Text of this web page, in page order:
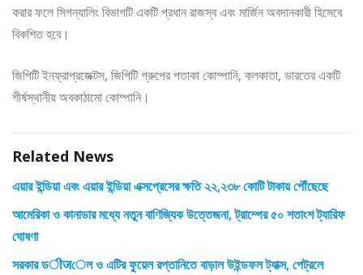
করার ফলে সিগন্যালিং বিভাগটি একটি প্রধান রাজস্ব এবং মার্জিন অবদানকারী হিসেবে
বিকশিত হবে।
জিপিটি ইনফ্রাপ্রজেক্টস, জিপিটি গ্রুপের পতাকা কোম্পানি, কলকাতা, ভারতের একটি
শীর্ষস্থানীয় অবকাঠামো কোম্পানি।
Related News
এয়ার ইন্ডিয়া এবং এয়ার ইন্ডিয়া এক্সপ্রেসের ক্ষতি ২২,২৩৮ কোটি টাকায় পৌঁছেছে
আমেরিকা ও কানাডার মধ্যে নতুন বাণিজ্যিক উত্তেজনা, ট্রাম্পের ৫০ শতাংশ ট্যারিফ
ঘোষণা
সরকার ডीजেল ও এটির ফুয়েল রপ্তানিতে বাড়াল উইন্ডফল ট্যাক্স, পেট্রলে